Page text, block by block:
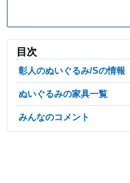
目次
彰人のぬいぐるみ/Sの情報
ぬいぐるみの家具一覧
みんなのコメント